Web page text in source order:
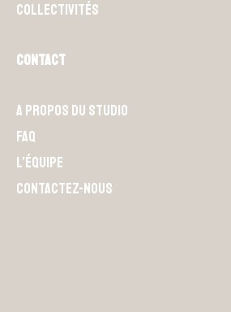
Collectivités
Contact
A propos du Studio
FAQ
L’équipe
Contactez-nous